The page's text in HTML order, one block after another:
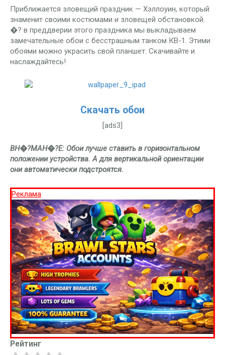
Приближается зловещий праздник — Хэллоуин, который
знаменит своими костюмами и зловещей обстановкой.
�? в преддверии этого праздника мы выкладываем
замечательные обои с бесстрашным танком КВ-1. Этими
обоями можно украсить свой планшет. Скачивайте и
наслаждайтесь!
Скачать обои
[ads3]
ВН�?МАН�?Е: Обои лучше ставить в горизонтальном
положении устройства. А для вертикальной ориентации
они автоматически подстроятся.
Реклама
Рейтинг